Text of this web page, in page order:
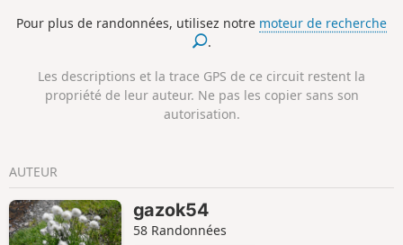
XVIIIème (se renseigner pour les jours et
Pour plus de randonnées, utilisez notre moteur de recherche
.
Les descriptions et la trace GPS de ce circuit restent la
propriété de leur auteur. Ne pas les copier sans son
autorisation.
AUTEUR
gazok54
58 Randonnées